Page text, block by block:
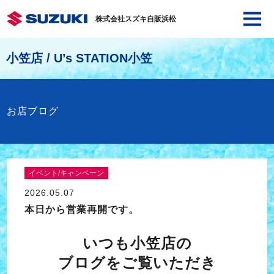
株式会社スズキ自販浜松
小笠店 / U’s STATION小笠
お店ブログ
イベント/キャンペーン
2026.05.07
本日から営業再開です。
いつも小笠店の
ブログをご覧いただき